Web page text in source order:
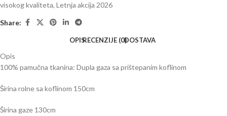
visokog kvaliteta, Letnja akcija 2026
Share:
OPISRECENZIJE (0)DOSTAVA
Opis
100% pamučna tkanina: Dupla gaza sa prištepanim koflinom
Širina rolne sa koflinom 150cm
Širina gaze 130cm